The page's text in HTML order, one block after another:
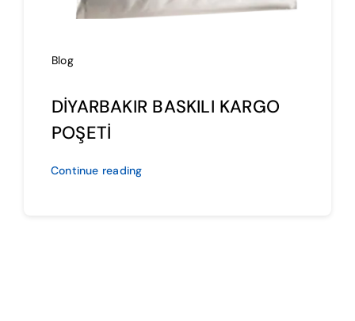
Blog
DİYARBAKIR BASKILI KARGO
POŞETİ
Continue reading